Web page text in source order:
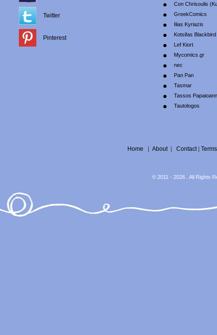
Twitter
Pinterest
Con Chrisoulis
GreekComics
Ilias Kyriazis
Kotsifas Blackbird
Lef Kiort
Mycomics.gr
nec
Pan Pan
Tasmar
Tassos
Tautologos
Home About| Contact| Terms
© 2011 - 2026 . All Rights